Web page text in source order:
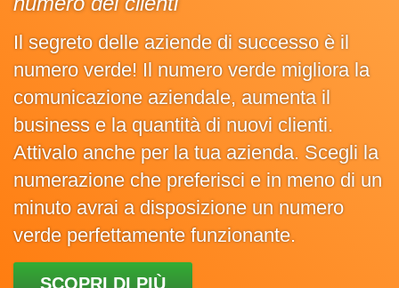
Il segreto delle aziende di successo è il
numero verde! Il numero verde migliora la
comunicazione aziendale, aumenta il
business e la quantità di nuovi clienti.
Attivalo anche per la tua azienda. Scegli la
numerazione che preferisci e in meno di un
minuto avrai a disposizione un numero
verde perfettamente funzionante.
SCOPRI DI PIÙ